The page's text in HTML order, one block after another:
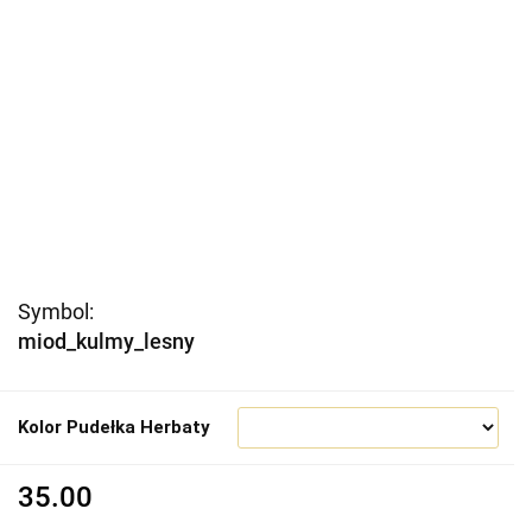
Symbol:
miod_kulmy_lesny
Kolor Pudełka Herbaty
35.00